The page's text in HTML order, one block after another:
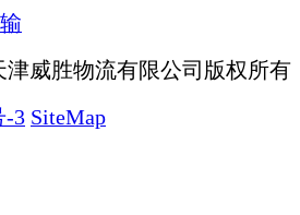
津威胜物流有限公司版权所有
-3 SiteMap